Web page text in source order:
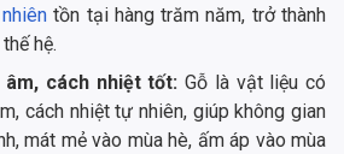
tồn tại hàng trăm năm, trở thành
hệ.
âm, cách nhiệt tốt: Gỗ là vật liệu có
cách nhiệt tự nhiên, giúp không gian
mát mẻ vào mùa hè, ấm áp vào mùa